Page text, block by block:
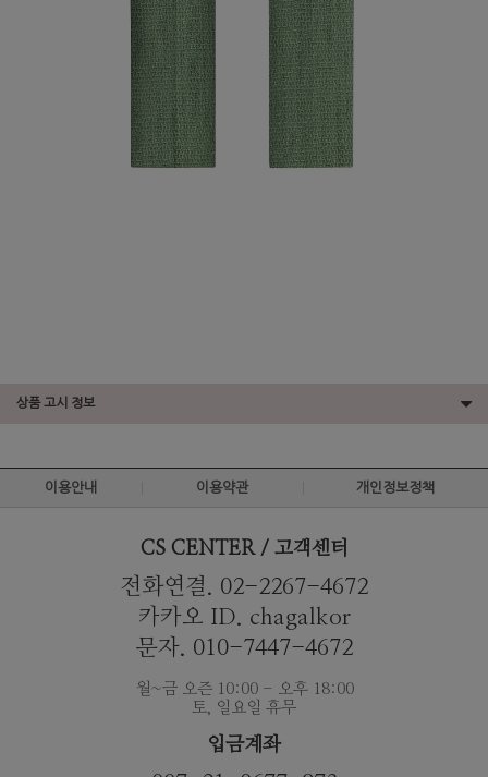
상품 고시 정보
이용안내 이용약관 개인정보정책
CS CENTER / 고객센터
전화연결. 02-2267-4672
카카오 ID. chagalkor
문자. 010-7447-4672
월~금 오즌 10:00 - 오후 18:00
토, 일요일 휴무
입금계좌